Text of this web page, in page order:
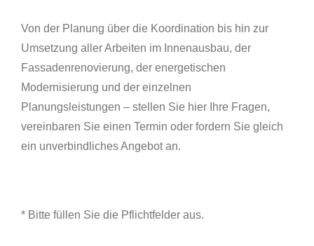
Von der Planung über die Koordination bis hin zur
Umsetzung aller Arbeiten im Innenausbau, der
Fassadenrenovierung, der energetischen
Modernisierung und der einzelnen
Planungsleistungen – stellen Sie hier Ihre Fragen,
vereinbaren Sie einen Termin oder fordern Sie gleich
ein unverbindliches Angebot an.
* Bitte füllen Sie die Pflichtfelder aus.